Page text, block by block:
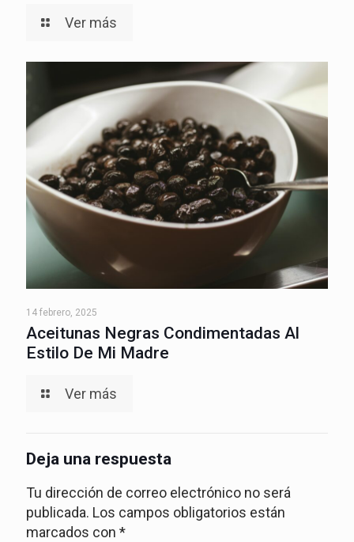
Ver más
14 febrero, 2025
Aceitunas Negras Condimentadas Al
Estilo De Mi Madre
Ver más
Deja una respuesta
Tu dirección de correo electrónico no será
publicada. Los campos obligatorios están
marcados con *